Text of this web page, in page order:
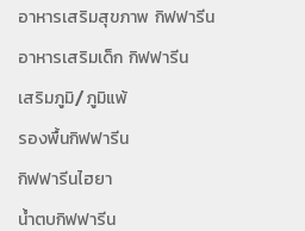
อาหารเสริมสุขภาพ กิฟฟารีน
อาหารเสริมเด็ก กิฟฟารีน
เสริมภูมิ/ภูมิแพ้
รองพื้นกิฟฟารีน
กิฟฟารีนไฮยา
น้ำตบกิฟฟารีน